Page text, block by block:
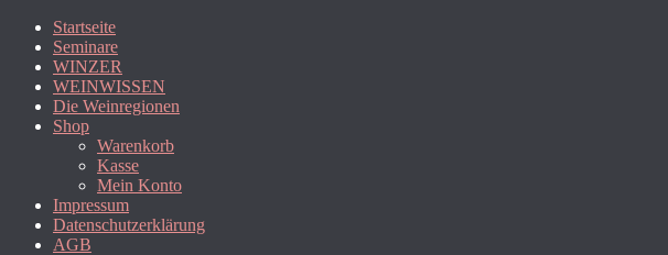
Startseite
Seminare
WINZER
WEINWISSEN
Die Weinregionen
Shop
Warenkorb
Kasse
Mein Konto
Impressum
Datenschutzerklärung
AGB